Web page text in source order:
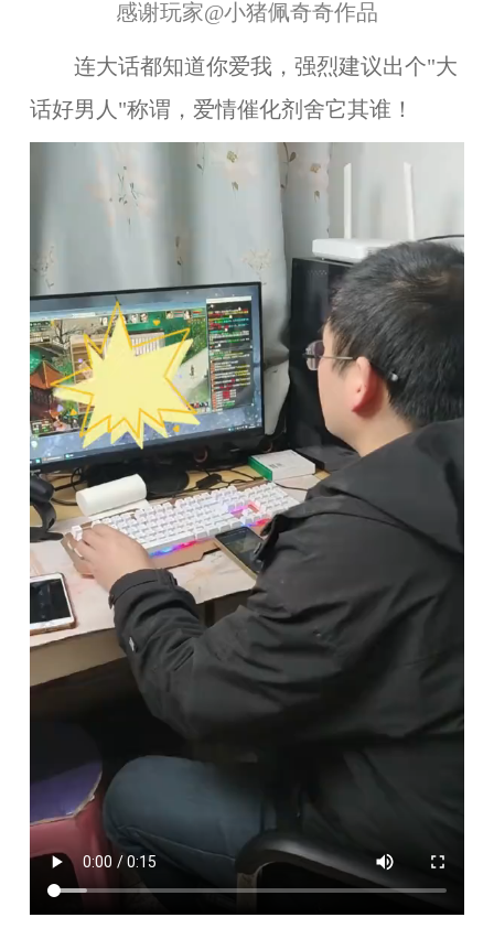
感谢玩家@小猪佩奇奇作品
连大话都知道你爱我，强烈建议出个"大
话好男人"称谓，爱情催化剂舍它其谁！